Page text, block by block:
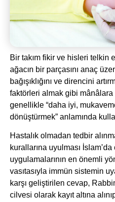
Bir takım fikir ve hisleri telkin
ağacın bir parçasını anaç
bağışıklığını ve direncini
faktörleri almak gibi mânâlara
genellikle “daha iyi,
dönüştürmek” anlamında
Hastalık olmadan tedbir
kurallarına uyulması
uygulamalarının en önemli
vasıtasıyla immün sistemin
karşı geliştirilen cevap,
cilvesi olarak kayıt altına